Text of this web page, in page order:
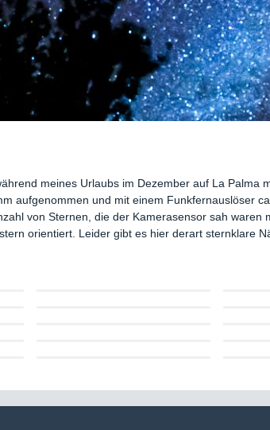
meines Urlaubs im Dezember auf La Palma
aufgenommen und mit einem Funkfernauslöser
von Sternen, die der Kamerasensor sah
orientiert. Leider gibt es hier derart sternklare